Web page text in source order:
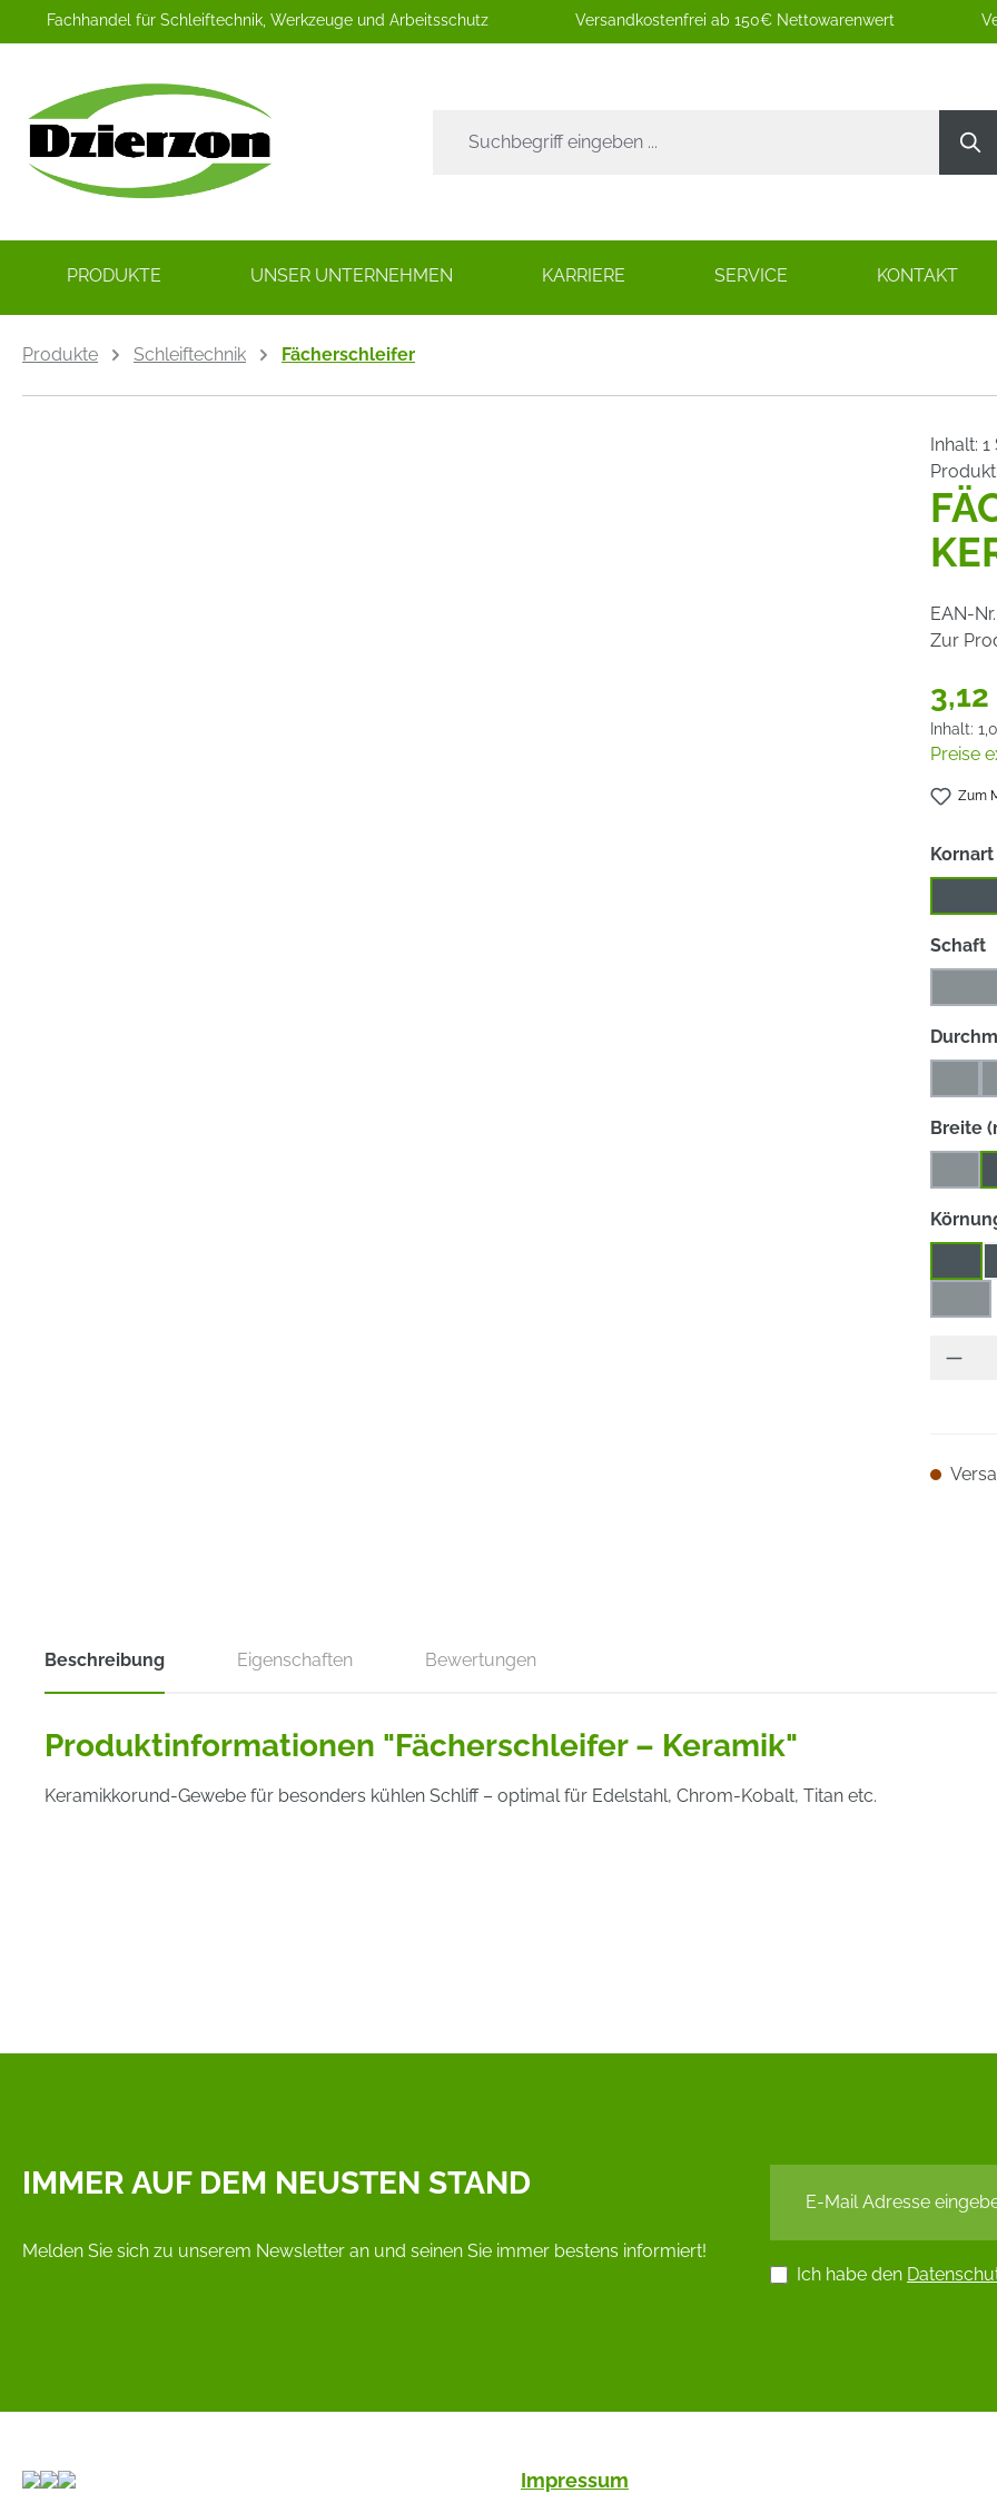
Zur Hauptnavigation springen
Fachhandel für Schleiftechnik, Werkzeuge und Arbeitsschutz Versandkostenfrei ab 150€ Nettowarenwert
PRODUKTE UNSER UNTERNEHMEN KARRIERE SERVICE KONTAKT
Produkte Schleiftechnik Fächerschleifer
Inhalt: 1
EAN-Nr.:
Zur
Inhalt:
Preise
Zum
Kornart
Schaft
Breite
Beschreibung Eigenschaften Bewertungen
Produktinformationen "Fächerschleifer – Keramik"
Keramikkorund-Gewebe für besonders kühlen Schliff – optimal für Edelstahl, Chrom-Kobalt, Titan etc.
IMMER AUF DEM NEUSTEN STAND
Melden Sie sich zu unserem Newsletter an und seinen Sie immer bestens informiert!
Ich habe den
Impressum